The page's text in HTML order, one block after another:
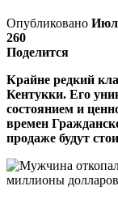
Опубликовано Июл
260
Поделится
Крайне редкий
Кентукки. Его
состоянием и
времен
продаже будут